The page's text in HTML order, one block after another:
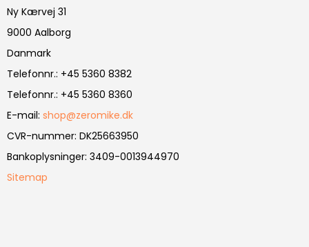
Ny Kærvej 31
9000 Aalborg
Danmark
Telefonnr.: +45 5360 8382
Telefonnr.: +45 5360 8360
E-mail: shop@zeromike.dk
CVR-nummer: DK25663950
Bankoplysninger: 3409-0013944970
Sitemap